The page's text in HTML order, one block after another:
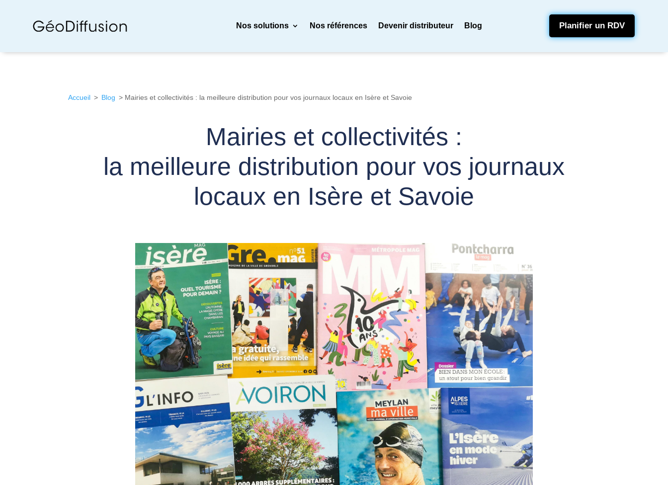
Nos solutions Nos références Devenir distributeur Blog Planifier un RDV
Accueil > Blog > Mairies et collectivités : la meilleure distribution pour vos journaux locaux en Isère et Savoie
Mairies et collectivités :
la meilleure distribution pour vos journaux
locaux en Isère et Savoie